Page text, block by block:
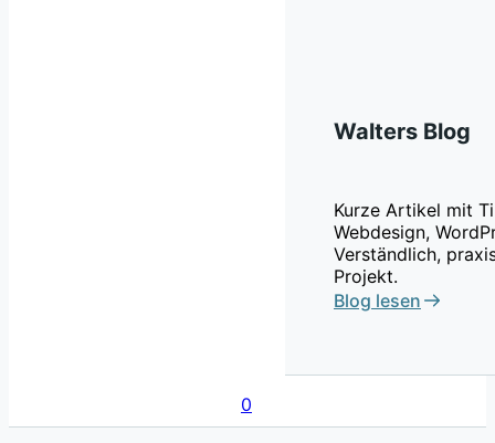
Walters Blog
Kurze Artikel mit
Webdesign,
Verständlich,
Projekt.
Blog lesen
0